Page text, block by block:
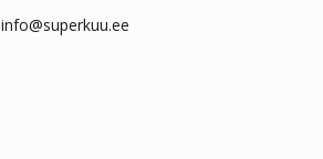
info@superkuu.ee